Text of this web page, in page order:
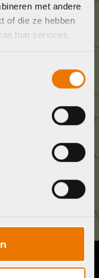
met andere
of die ze hebben
hun services.
via de